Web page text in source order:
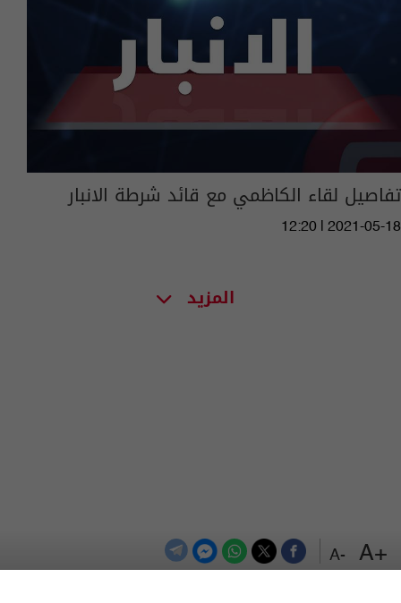
+A
-A
تفاصيل لقاء الكاظمي مع قائد شرطة الانبار
12:20 | 2021-05-18
المزيد